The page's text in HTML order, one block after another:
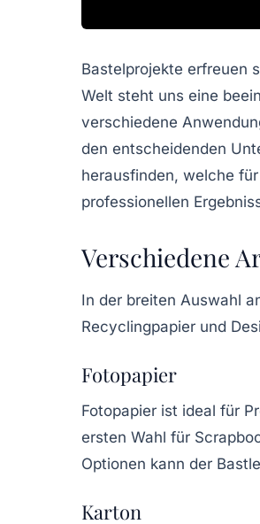
Bastelprojekte erfreuen
Welt steht uns eine
verschiedene
den entscheidenden
herausfinden, welche
professionellen
Verschiedene
In der breiten Auswahl
Recyclingpapier und
Fotopapier
Fotopapier ist ideal für
ersten Wahl für
Optionen kann der
Karton